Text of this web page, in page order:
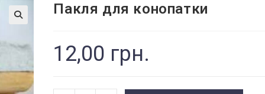
Пакля для конопатки
12,00 грн.